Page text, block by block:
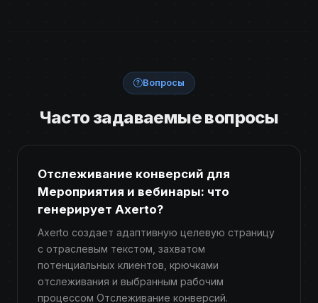
Вопросы
Часто задаваемые вопросы
Отслеживание конверсий для
Мероприятия и вебинары: что
генерирует Axerto?
Axerto создает адаптивную целевую страницу
с отраслевым текстом, захватом
потенциальных клиентов, крючками
отслеживания и выбранным рабочим
процессом Отслеживание конверсий.